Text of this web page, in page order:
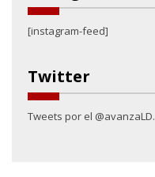
[instagram-feed]
Twitter
Tweets por el @avanzaLD.